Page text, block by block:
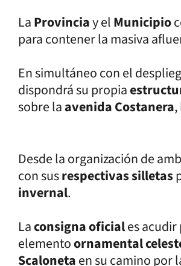
LaProvinciay elMunicipio
para contener la masiva
En simultáneo con el
dispondrá su propia
sobre laavenida Costanera
Desde la organización de
con susrespectivas silletas
invernal.
Laconsigna oficiales
elementoornamental
Scalonetaen su camino por